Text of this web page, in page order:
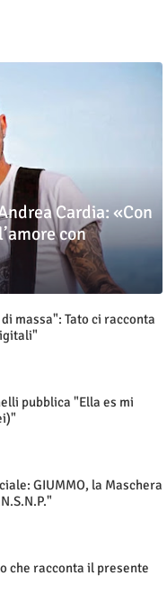
Cardia: «Con
con
massa": Tato ci racconta
pubblica "Ella es mi
GIUMMO, la Maschera
che racconta il presente